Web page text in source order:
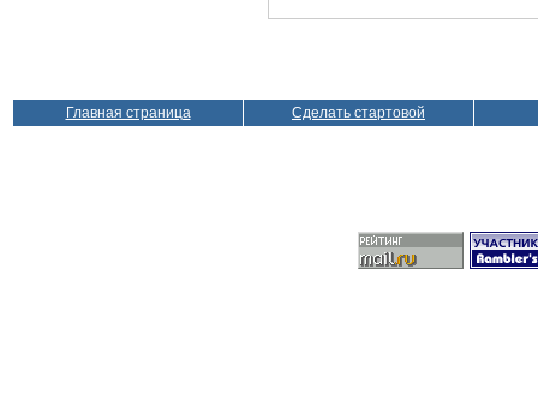
Главная страница Сделать стартовой